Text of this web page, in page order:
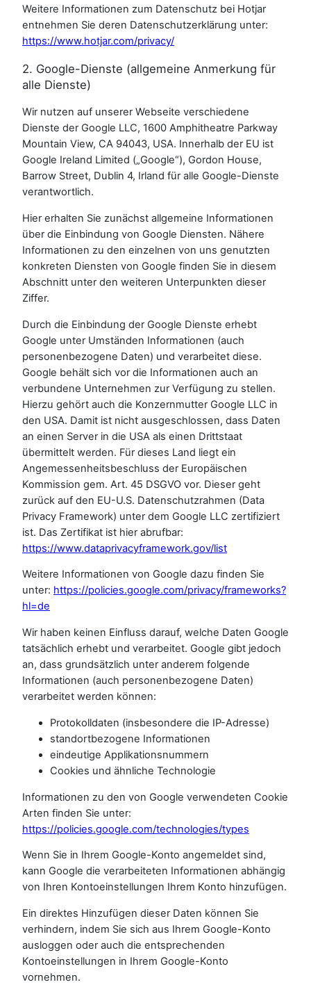
Weitere Informationen zum Datenschutz bei Hotjar
entnehmen Sie deren Datenschutzerklärung unter:
https://www.hotjar.com/privacy/
2. Google-Dienste (allgemeine Anmerkung für
alle Dienste)
Wir nutzen auf unserer Webseite verschiedene
Dienste der Google LLC, 1600 Amphitheatre Parkway
Mountain View, CA 94043, USA. Innerhalb der EU ist
Google Ireland Limited („Google“), Gordon House,
Barrow Street, Dublin 4, Irland für alle Google-Dienste
verantwortlich.
Hier erhalten Sie zunächst allgemeine Informationen
über die Einbindung von Google Diensten. Nähere
Informationen zu den einzelnen von uns genutzten
konkreten Diensten von Google finden Sie in diesem
Abschnitt unter den weiteren Unterpunkten dieser
Ziffer.
Durch die Einbindung der Google Dienste erhebt
Google unter Umständen Informationen (auch
personenbezogene Daten) und verarbeitet diese.
Google behält sich vor die Informationen auch an
verbundene Unternehmen zur Verfügung zu stellen.
Hierzu gehört auch die Konzernmutter Google LLC in
den USA. Damit ist nicht ausgeschlossen, dass Daten
an einen Server in die USA als einen Drittstaat
übermittelt werden. Für dieses Land liegt ein
Angemessenheitsbeschluss der Europäischen
Kommission gem. Art. 45 DSGVO vor. Dieser geht
zurück auf den EU-U.S. Datenschutzrahmen (Data
Privacy Framework) unter dem Google LLC zertifiziert
ist. Das Zertifikat ist hier abrufbar:
https://www.dataprivacyframework.gov/list
Weitere Informationen von Google dazu finden Sie
unter: https://policies.google.com/privacy/frameworks?
hl=de
Wir haben keinen Einfluss darauf, welche Daten Google
tatsächlich erhebt und verarbeitet. Google gibt jedoch
an, dass grundsätzlich unter anderem folgende
Informationen (auch personenbezogene Daten)
verarbeitet werden können:
Protokolldaten (insbesondere die IP-Adresse)
standortbezogene Informationen
eindeutige Applikationsnummern
Cookies und ähnliche Technologie
Informationen zu den von Google verwendeten Cookie
Arten finden Sie unter:
https://policies.google.com/technologies/types
Wenn Sie in Ihrem Google-Konto angemeldet sind,
kann Google die verarbeiteten Informationen abhängig
von Ihren Kontoeinstellungen Ihrem Konto hinzufügen.
Ein direktes Hinzufügen dieser Daten können Sie
verhindern, indem Sie sich aus Ihrem Google-Konto
ausloggen oder auch die entsprechenden
Kontoeinstellungen in Ihrem Google-Konto
vornehmen.